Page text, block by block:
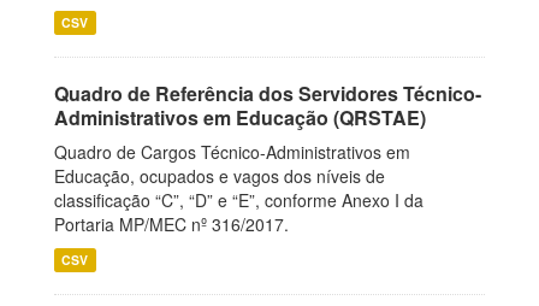
CSV
Quadro de Referência dos Servidores Técnico-
Administrativos em Educação (QRSTAE)
Quadro de Cargos Técnico-Administrativos em
Educação, ocupados e vagos dos níveis de
classificação “C”, “D” e “E”, conforme Anexo I da
Portaria MP/MEC nº 316/2017.
CSV